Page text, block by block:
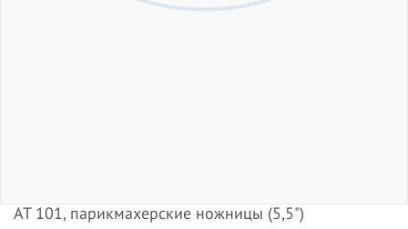
АТ 101, парикмахерские ножницы (5,5")